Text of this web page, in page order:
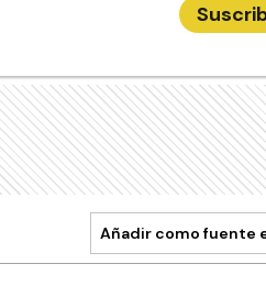
Añadir como fuente